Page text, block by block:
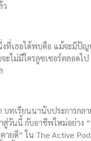
ว
งที่เธอได้พบคือ แม้จะมีปัญ
ะไม่มีใครลูซเซอร์ตลอดไ
บทเรียนนานับประการกล
สู่วันนี้ กับอาชีพใหม่อย่าง
ายดี” ใน The Active